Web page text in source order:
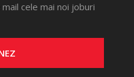
cele mai noi joburi